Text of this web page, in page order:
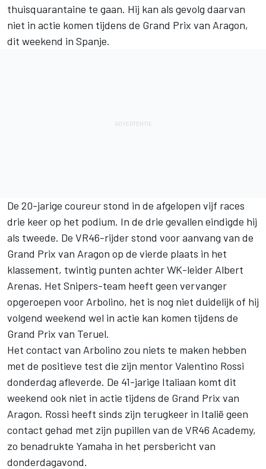
thuisquarantaine te gaan. Hij kan als gevolg daarvan
niet in actie komen tijdens de Grand Prix van Aragon,
dit weekend in Spanje.
De 20-jarige coureur stond in de afgelopen vijf races
drie keer op het podium. In de drie gevallen eindigde hij
als tweede. De VR46-rijder stond voor aanvang van de
Grand Prix van Aragon op de vierde plaats in het
klassement, twintig punten achter WK-leider Albert
Arenas. Het Snipers-team heeft geen vervanger
opgeroepen voor Arbolino, het is nog niet duidelijk of hij
volgend weekend wel in actie kan komen tijdens de
Grand Prix van Teruel.
Het contact van Arbolino zou niets te maken hebben
met de positieve test die zijn mentor Valentino Rossi
donderdag afleverde. De 41-jarige Italiaan komt dit
weekend ook niet in actie tijdens de Grand Prix van
Aragon. Rossi heeft sinds zijn terugkeer in Italië geen
contact gehad met zijn pupillen van de VR46 Academy,
zo benadrukte Yamaha in het persbericht van
donderdagavond.